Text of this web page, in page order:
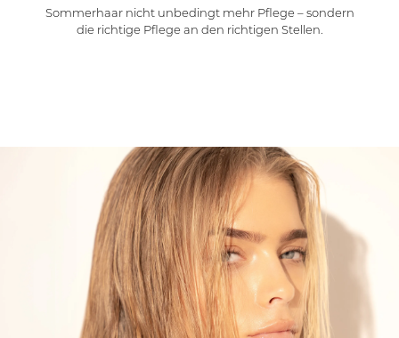
Sommerhaar nicht unbedingt mehr Pflege – sondern
die richtige Pflege an den richtigen Stellen.